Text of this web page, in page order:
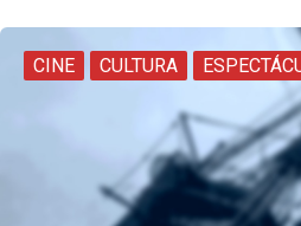
CINE CULTURA